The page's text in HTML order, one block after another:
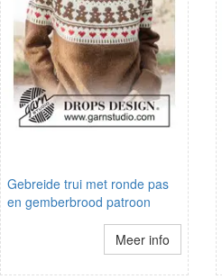
Gebreide trui met ronde pas
en gemberbrood patroon
Meer info